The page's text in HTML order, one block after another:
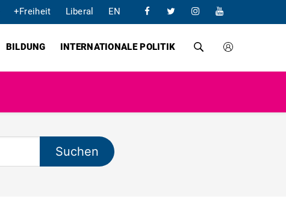
+Freiheit Liberal EN
BILDUNG INTERNATIONALE POLITIK